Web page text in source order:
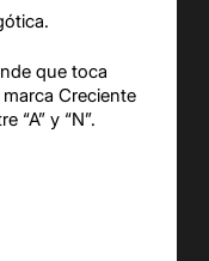
que toca
Creciente
“A” y “N”.